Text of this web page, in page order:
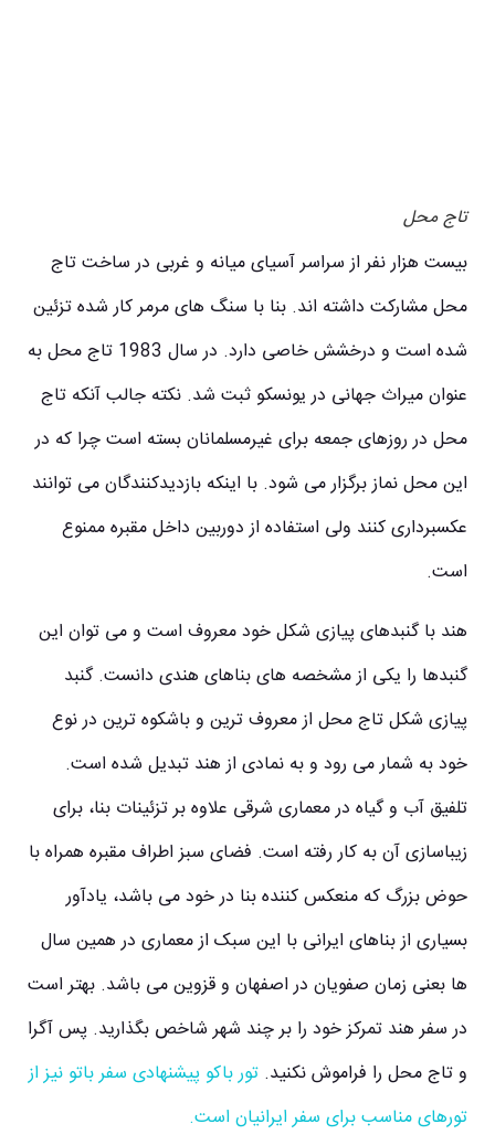
تاج محل
بیست هزار نفر از سراسر آسیای میانه و غربی در ساخت تاج
محل مشارکت داشته اند. بنا با سنگ های مرمر کار شده تزئین
شده است و درخشش خاصی دارد. در سال 1983 تاج محل به
عنوان میراث جهانی در یونسکو ثبت شد. نکته جالب آنکه تاج
محل در روزهای جمعه برای غیرمسلمانان بسته است چرا که در
این محل نماز برگزار می شود. با اینکه بازدیدکنندگان می توانند
عکسبرداری کنند ولی استفاده از دوربین داخل مقبره ممنوع
است.
هند با گنبدهای پیازی شکل خود معروف است و می توان این
گنبدها را یکی از مشخصه های بناهای هندی دانست. گنبد
پیازی شکل تاج محل از معروف ترین و باشکوه ترین در نوع
خود به شمار می رود و به نمادی از هند تبدیل شده است.
تلفیق آب و گیاه در معماری شرقی علاوه بر تزئینات بنا، برای
زیباسازی آن به کار رفته است. فضای سبز اطراف مقبره همراه با
حوض بزرگ که منعکس کننده بنا در خود می باشد، یادآور
بسیاری از بناهای ایرانی با این سبک از معماری در همین سال
ها بعنی زمان صفویان در اصفهان و قزوین می باشد. بهتر است
در سفر هند تمرکز خود را بر چند شهر شاخص بگذارید. پس آگرا
و تاج محل را فراموش نکنید. تور باکو پیشنهادی سفر باتو نیز از
تورهای مناسب برای سفر ایرانیان است.